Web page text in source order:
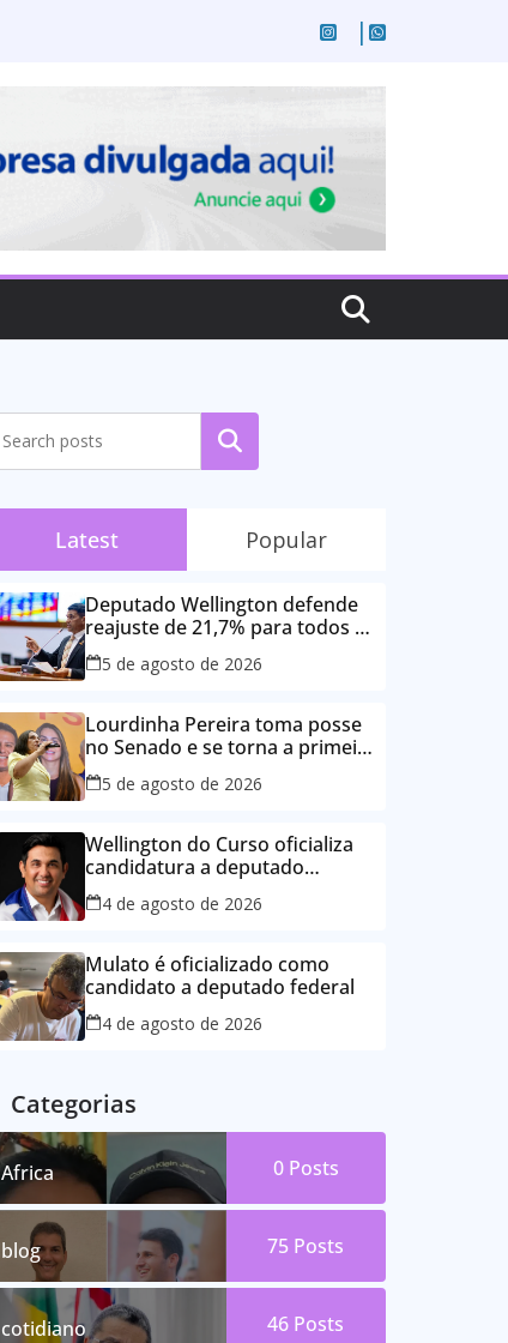
Pesquisar
Latest Popular
Deputado Wellington defende
reajuste de 21,7% para todos os
servidores públicos e
aposentados do Maranhão
5 de agosto de 2026
Lourdinha Pereira toma posse
no Senado e se torna a primeira
senadora de Coroatá
5 de agosto de 2026
Wellington do Curso oficializa
candidatura a deputado
estadual e reafirma
compromisso com o povo do
4 de agosto de 2026
Mulato é oficializado como
candidato a deputado federal
4 de agosto de 2026
Categorias
Africa 0 Posts
blog 75 Posts
cotidiano 46 Posts